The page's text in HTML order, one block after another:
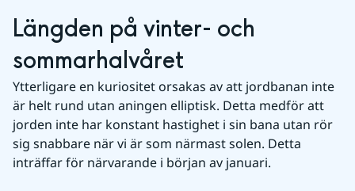
Längden på vinter- och
sommarhalvåret
Ytterligare en kuriositet orsakas av att jordbanan inte
är helt rund utan aningen elliptisk. Detta medför att
jorden inte har konstant hastighet i sin bana utan rör
sig snabbare när vi är som närmast solen. Detta
inträffar för närvarande i början av januari.